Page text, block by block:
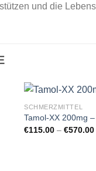
und die
SCHMERZMITTEL
Tamol-XX 200mg
€115.00 –€570.00